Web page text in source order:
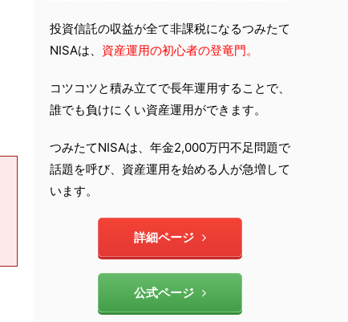
投資信託の収益が全て非課税になるつみたて
NISAは、 資産運用の初心者の登竜門。
コツコツと積み立てで長年運用することで、
誰でも負けにくい資産運用ができます。
つみたてNISAは、年金2,000万円不足問題で
話題を呼び、資産運用を始める人が急増して
います。
詳細ページ
公式ページ